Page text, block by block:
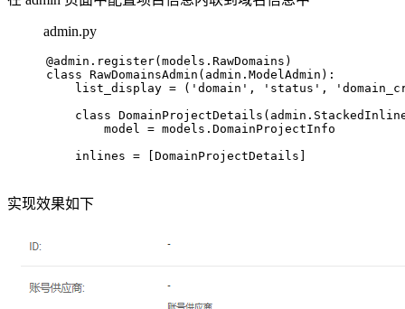
admin.py
@admin.register( models.RawDomains )
class RawDomainsAdmin (admin.ModelAdmin):
    list_display = (
'domain' , 'status' ,
class DomainProjectDetails
        model = models.DomainProjectInfo
    inlines = [DomainProjectDetails]
实现效果如下